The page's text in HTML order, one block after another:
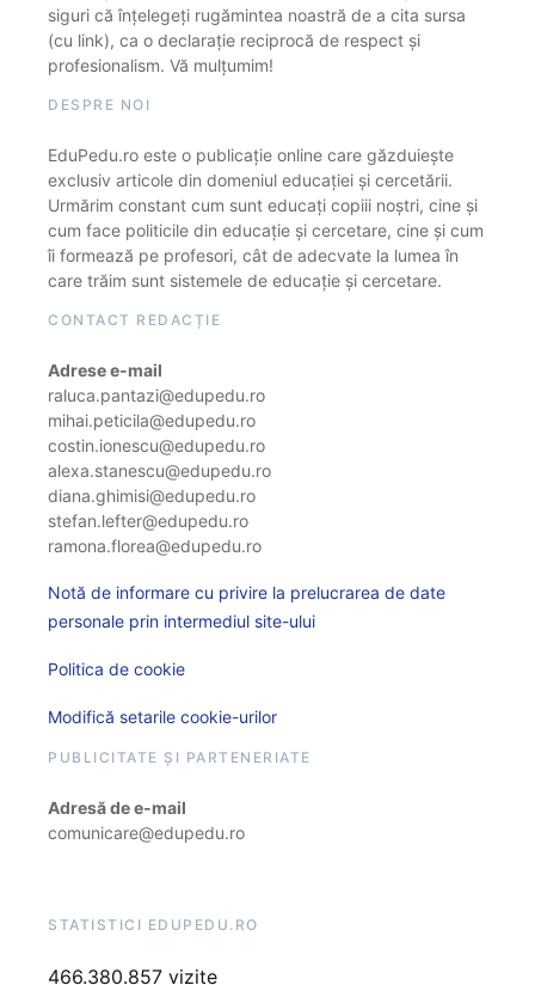
siguri că înțelegeți rugămintea noastră de a cita sursa
(cu link), ca o declarație reciprocă de respect și
profesionalism. Vă mulțumim!
DESPRE NOI
EduPedu.ro este o publicație online care găzduiește
exclusiv articole din domeniul educației și cercetării.
Urmărim constant cum sunt educați copiii noștri, cine și
cum face politicile din educație și cercetare, cine și cum
îi formează pe profesori, cât de adecvate la lumea în
care trăim sunt sistemele de educație și cercetare.
CONTACT REDACȚIE
Adrese e-mail
raluca.pantazi@edupedu.ro
mihai.peticila@edupedu.ro
costin.ionescu@edupedu.ro
alexa.stanescu@edupedu.ro
diana.ghimisi@edupedu.ro
stefan.lefter@edupedu.ro
ramona.florea@edupedu.ro
Notă de informare cu privire la prelucrarea de date
personale prin intermediul site-ului
Politica de cookie
Modifică setarile cookie-urilor
PUBLICITATE ȘI PARTENERIATE
Adresă de e-mail
comunicare@edupedu.ro
STATISTICI EDUPEDU.RO
466.380.857 vizite